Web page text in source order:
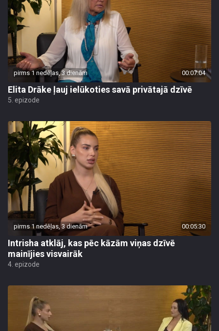
pirms 1 nedēļas, 3 dienām 00:07:04
Elita Drāke ļauj ielūkoties savā privātajā dzīvē
5. epizode
pirms 1 nedēļas, 3 dienām 00:05:30
Intrisha atklāj, kas pēc kāzām viņas dzīvē
mainījies visvairāk
4. epizode